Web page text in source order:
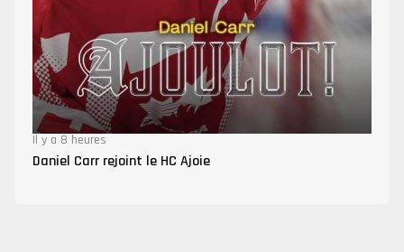
Il y a 8 heures
Daniel Carr rejoint le HC Ajoie